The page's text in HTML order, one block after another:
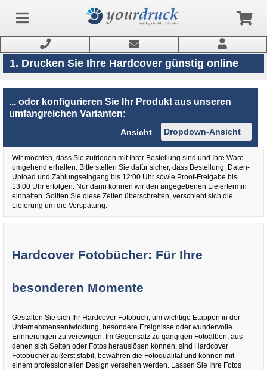
Anmelden
Service
Newsletter
1. Drucken Sie Ihre Hardcover günstig online
... oder konfigurieren Sie Ihr Produkt aus unseren
umfangreichen Varianten:
Ansicht
Wir möchten, dass Sie zufrieden mit Ihrer Bestellung sind und Ihre Ware
umgehend erhalten. Bitte stellen Sie dafür sicher, dass Bestellung, Daten-
Upload und Zahlungseingang bis 12:00 Uhr sowie Proof-Freigabe bis
13:00 Uhr erfolgen. Nur dann können wir den angegebenen Liefertermin
einhalten. Sollten Sie diese Zeiten überschreiten, verschiebt sich die
Lieferung um die Verspätung.
Hardcover Fotobücher: Für Ihre
besonderen Momente
Gestalten Sie sich Ihr Hardcover Fotobuch, um wichtige Etappen in der
Unternehmensentwicklung, besondere Ereignisse oder wundervolle
Erinnerungen zu verewigen. Im Gegensatz zu gängigen Fotoalben, aus
denen sich Seiten oder Fotos herauslösen können, sind Hardcover
Fotobücher äußerst stabil, bewahren die Fotoqualität und können mit
einem professionellen Design versehen werden. Lassen Sie Ihre Fotos